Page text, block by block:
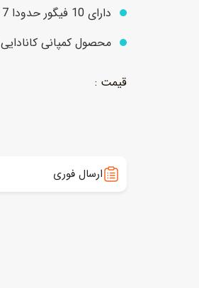
عروسک پولیشی
عروسک مینیاتوری
دارای 10 فیگور حدودا 7 سانتی و زمین بازی
محصول کمپانی کانادایی Phidal
ارسال فوری